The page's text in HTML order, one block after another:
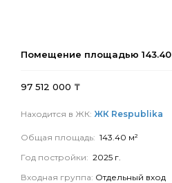
Помещение площадью 143.40
97 512 000 ₸
Находится в ЖК: ЖК Respublika
Общая площадь: 143.40 м²
Год постройки: 2025 г.
Входная группа: Отдельный вход